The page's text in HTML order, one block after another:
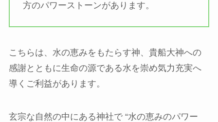
方のパワーストーンがあります。
こちらは、水の恵みをもたらす神、貴船大神への
感謝とともに生命の源である水を崇め気力充実へ
導くご利益があります。
玄宗な自然の中にある神社で “水の恵みのパワー